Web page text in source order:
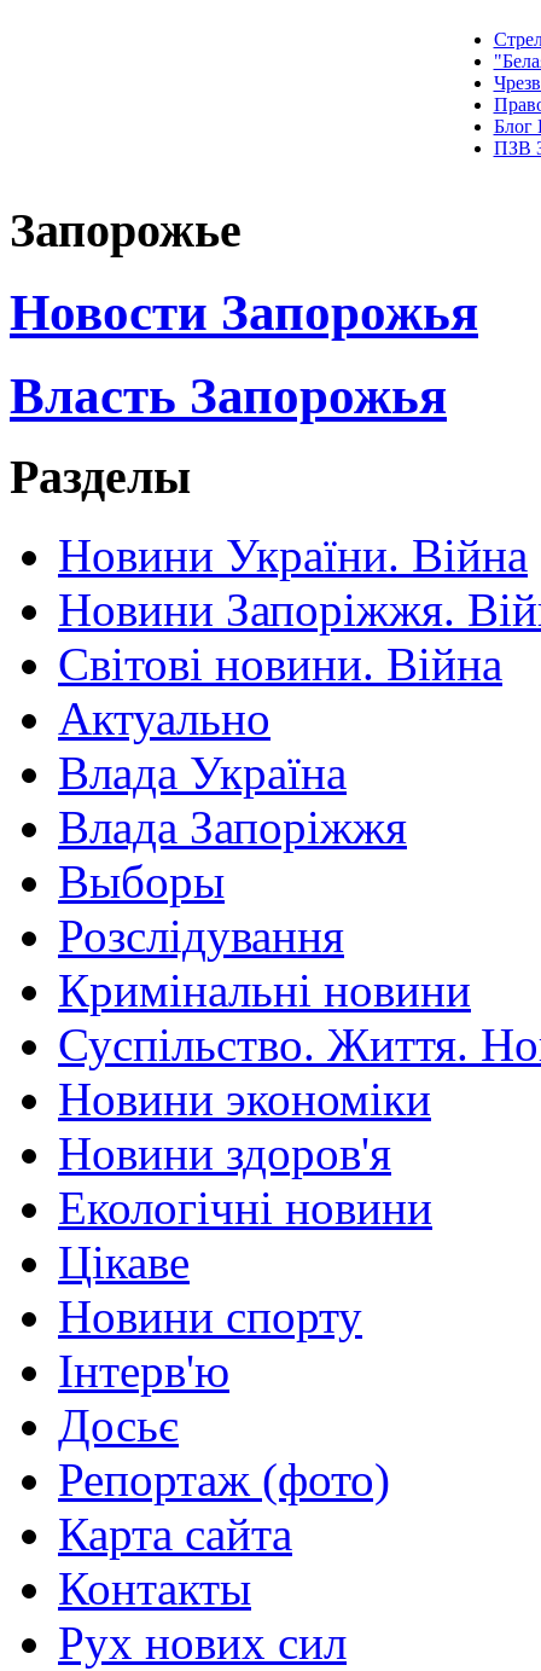
Блог
ПЗВ
Запорожье
Новости Запорожья
Власть Запорожья
Разделы
Новини України. Війна
Новини Запоріжжя.
Світові новини. Війна
Актуально
Влада Україна
Влада Запоріжжя
Выборы
Розслідування
Кримінальні новини
Суспільство. Життя.
Новини экономіки
Новини здоров'я
Екологічні новини
Цікаве
Новини спорту
Інтерв'ю
Досьє
Репортаж (фото)
Карта сайта
Контакты
Рух нових сил